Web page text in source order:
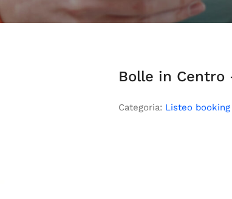
Bolle in Centro
Categoria: Listeo booking